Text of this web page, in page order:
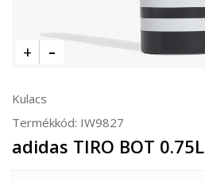
Kulacs
Termékkód: IW9827
adidas TIRO BOT 0.75L